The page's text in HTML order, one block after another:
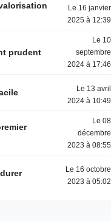
Le 16 janvier
2025 à 12:39
prudent
Le 10
septembre
2024 à 17:46
Le 13 avril
2024 à 10:49
Le 08
décembre
2023 à 08:55
Le 16 octobre
2023 à 05:02